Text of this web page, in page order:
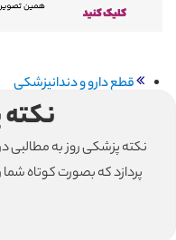
قطع دارو و دندانپزشکی
خروپفی ها در معرض
آیا رنگ کردن مو میتونه
کوری کلمات چیه؟؟؟؟
نابینایی که چشم هایش
نکته پزشکی روز به مطالبی
پردازد که بصورت کوتاه